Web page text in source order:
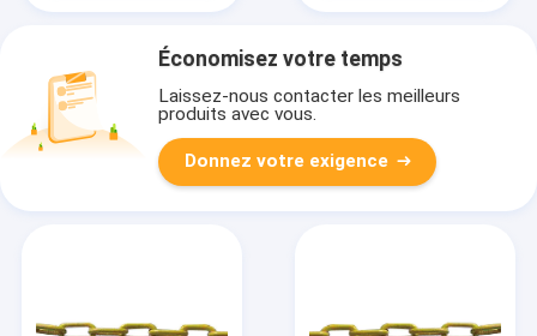
Économisez votre temps
Laissez-nous contacter les meilleurs
produits avec vous.
Donnez votre exigence